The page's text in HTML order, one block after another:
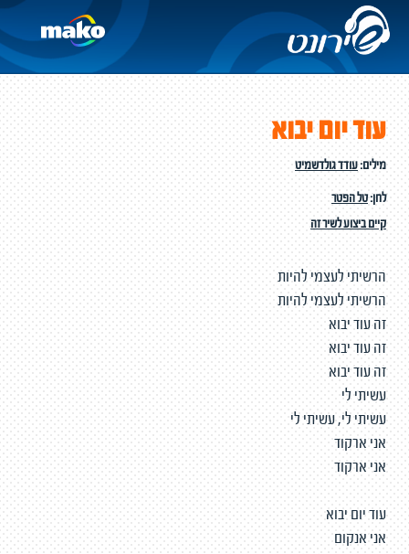
עוד יום יבוא
מילים:עודד גולדשמיט
לחן:טל הפטר
קיים ביצוע לשיר זה
הרשיתי לעצמי להיות
הרשיתי לעצמי להיות
זה עוד יבוא
זה עוד יבוא
זה עוד יבוא
עשיתי לי
עשיתי לי, עשיתי לי
אני ארקוד
אני ארקוד
עוד יום יבוא
אני אנקום